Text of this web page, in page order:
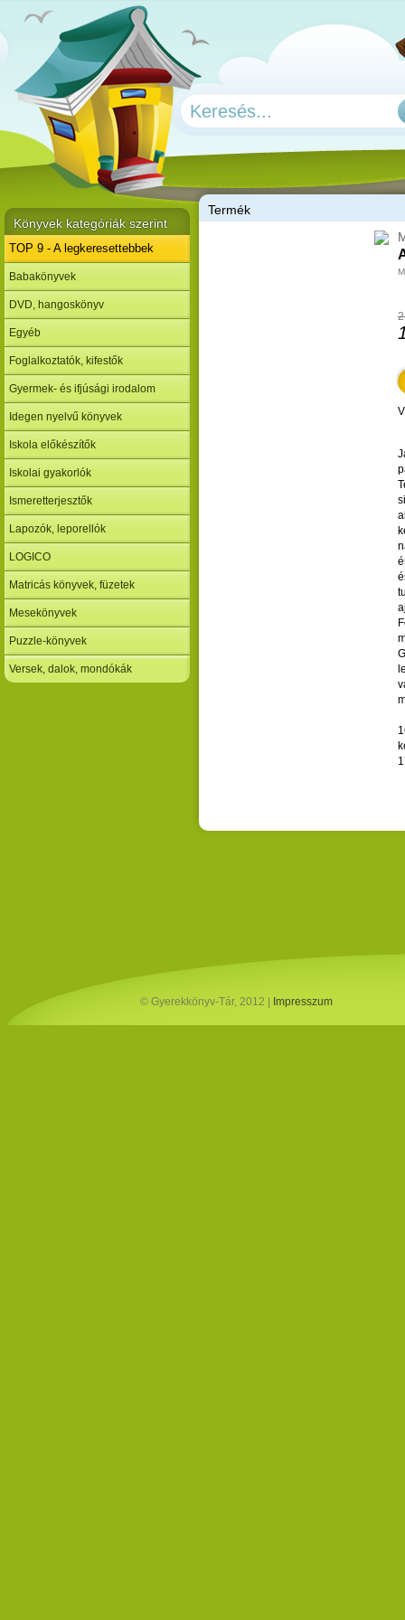
Termék
Könyvek kategóriák szerint
TOP 9 - A legkeresettebbek
Babakönyvek
DVD, hangoskönyv
Egyéb
Foglalkoztatók, kifestők
Gyermek- és ifjúsági irodalom
Idegen nyelvű könyvek
Iskola előkészítők
Iskolai gyakorlók
Ismeretterjesztők
Lapozók, leporellók
LOGICO
Matricás könyvek, füzetek
Mesekönyvek
Puzzle-könyvek
Versek, dalok, mondókák
© Gyerekkönyv-Tár, 2012 | Impresszum